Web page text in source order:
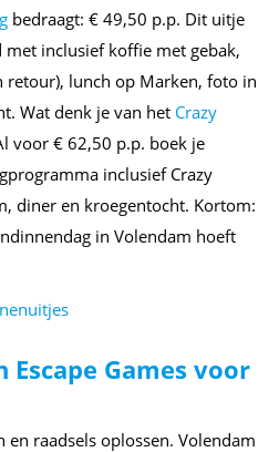
bedraagt: € 49,50 p.p. Dit uitje
inclusief koffie met gebak,
retour), lunch op Marken, foto in
Wat denk je van het Crazy
voor € 62,50 p.p. boek je
inclusief Crazy
diner en kroegentocht. Kortom:
in Volendam hoeft
Escape Games voor
raadsels oplossen. Volendam